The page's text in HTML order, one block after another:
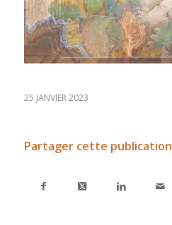
25 JANVIER 2023
Partager cette publication